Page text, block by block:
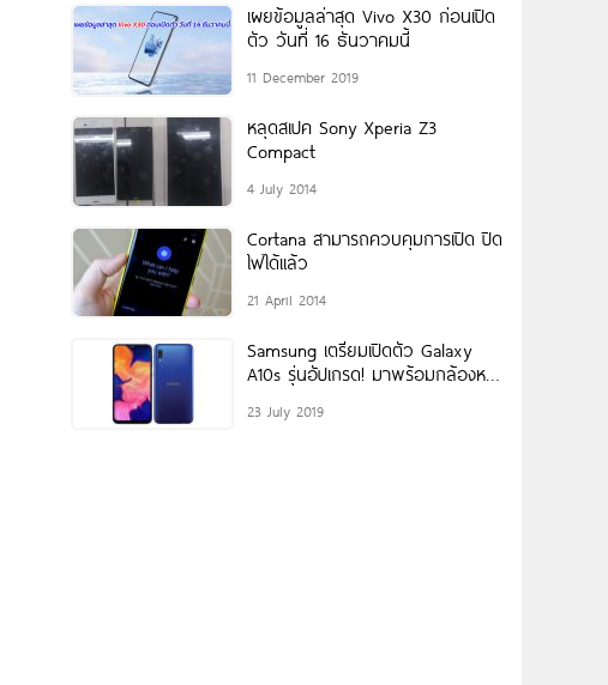
เผยข้อมูลล่าสุด Vivo X30 ก่อนเปิด
ตัว วันที่ 16 ธันวาคมนี้
11 December 2019
หลุดสเปค Sony Xperia Z3
Compact
4 July 2014
Cortana สามารถควบคุมการเปิด ปิด
ไฟได้เเล้ว
21 April 2014
Samsung เตรียมเปิดตัว Galaxy
A10s รุ่นอัปเกรด! มาพร้อมกล้องหลัง
23 July 2019